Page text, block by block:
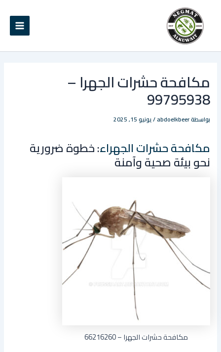
المحتوى
Menu
مكافحة حشرات الجهرا –
99795938
بواسطةabdoelkbeer
/يونيو 15, 2025
مكافحة حشرات الجهراء: خطوة ضرورية
نحو بيئة صحية وآمنة
مكافحة حشرات الجهرا – 66216260